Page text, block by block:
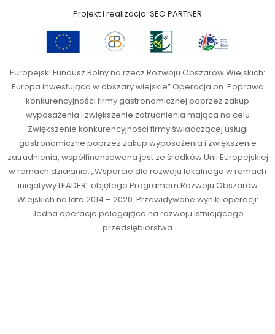
Projekt i realizacja: SEO PARTNER
Europejski Fundusz Rolny na rzecz Rozwoju Obszarów Wiejskich:
Europa inwestująca w obszary wiejskie” Operacja pn. Poprawa
konkurencyjności firmy gastronomicznej poprzez zakup
wyposażenia i zwiększenie zatrudnienia mająca na celu
Zwiększenie konkurencyjności firmy świadczącej usługi
gastronomiczne poprzez zakup wyposażenia i zwiększenie
zatrudnienia, współfinansowana jest ze środków Unii Europejskiej
w ramach działania: „Wsparcie dla rozwoju lokalnego w ramach
inicjatywy LEADER” objętego Programem Rozwoju Obszarów
Wiejskich na lata 2014 – 2020. Przewidywane wyniki operacji:
Jedna operacja polegająca na rozwoju istniejącego
przedsiębiorstwa